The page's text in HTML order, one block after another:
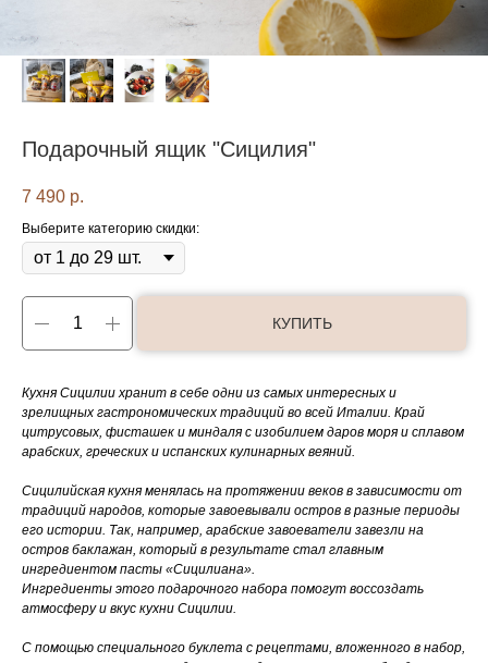
Подарочный ящик "Сицилия"
7 490 р.
Выберите категорию скидки:
КУПИТЬ
Кухня Сицилии хранит в себе одни из самых интересных и
зрелищных гастрономических традиций во всей Италии. Край
цитрусовых, фисташек и миндаля с изобилием даров моря и сплавом
арабских, греческих и испанских кулинарных веяний.
Сицилийская кухня менялась на протяжении веков в зависимости от
традиций народов, которые завоевывали остров в разные периоды
его истории. Так, например, арабские завоеватели завезли на
остров баклажан, который в результате стал главным
ингредиентом пасты «Сицилиана».
Ингредиенты этого подарочного набора помогут воссоздать
атмосферу и вкус кухни Сицилии.
С помощью специального буклета с рецептами, вложенного в набор,